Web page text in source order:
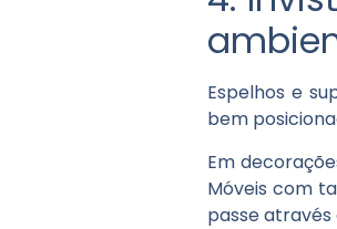
Espelhos e
bem
Em
Móveis com
passe através